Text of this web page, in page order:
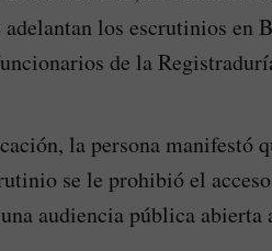
adelantan los escrutinios en
de la
la persona manifestó
se le prohibió el
audiencia pública